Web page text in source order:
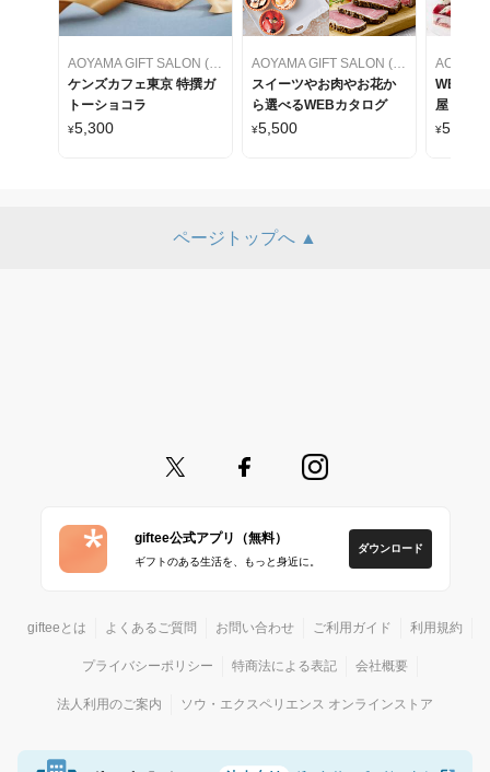
AOYAMA GIFT SALON (アオヤマギフトサロン)
ケンズカフェ東京 特撰ガ
トーショコラ
¥5,300
AOYAMA GIFT SALON (アオヤマギフトサロン)
スイーツやお肉やお花か
ら選べるWEBカタログ
¥5,500
WEBカ
屋 ケー
をセレク
¥5,500
ページトップへ ▲
giftee公式アプリ（無料）
ギフトのある生活を、もっと身近に。
ダウンロード
gifteeとは よくあるご質問 お問い合わせ ご利用ガイド 利用規約
プライバシーポリシー 特商法による表記 会社概要
法人利用のご案内 ソウ・エクスペリエンス オンラインストア